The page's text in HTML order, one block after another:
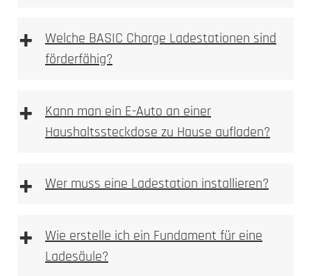
+
Welche BASIC Charge Ladestationen sind
förderfähig?
+
Kann man ein E-Auto an einer
Haushaltssteckdose zu Hause aufladen?
+ Wer muss eine Ladestation installieren?
+
Wie erstelle ich ein Fundament für eine
Ladesäule?